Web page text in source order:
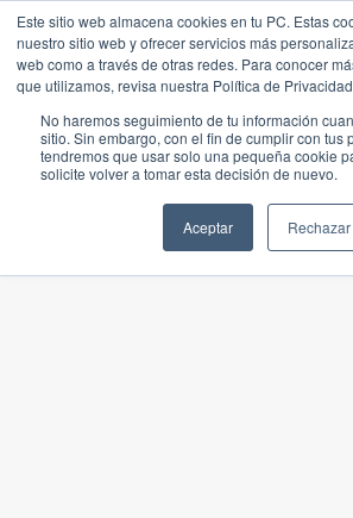
Este sitio web almacena cookies en tu PC. Estas
nuestro sitio web y ofrecer servicios más
web como a través de otras redes. Para conocer
que utilizamos, revisa nuestra Política de
No haremos seguimiento de tu información
sitio. Sin embargo, con el fin de cumplir con tus
tendremos que usar solo una pequeña cookie
solicite volver a tomar esta decisión de nuevo.
Aceptar Rechazar